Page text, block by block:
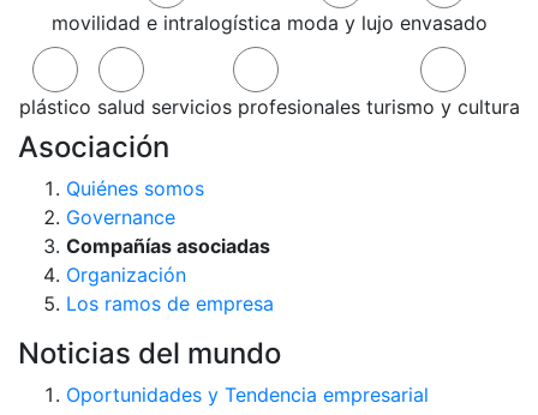
movilidad e intralogística moda y lujo envasado
plástico salud servicios profesionales turismo y cultura
Asociación
Quiénes somos
Governance
Compañías asociadas
Organización
Los ramos de empresa
Noticias del mundo
Oportunidades y Tendencia empresarial